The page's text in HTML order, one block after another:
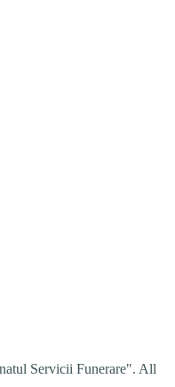
Servicii Funerare". All